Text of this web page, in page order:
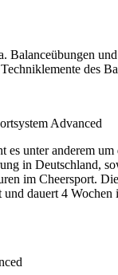
Balanceübungen
des
Advanced
es unter anderem um
in Deutschland,
im Cheersport.
dauert 4